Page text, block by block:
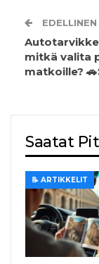
mitkä valita
matkoille?
Saatat
📝 ARTIKKELIT